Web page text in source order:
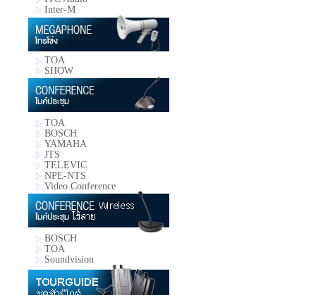
Inter-M
TOA
SHOW
TOA
BOSCH
YAMAHA
JTS
TELEVIC
NPE-NTS
Video Conference
BOSCH
TOA
Soundvision